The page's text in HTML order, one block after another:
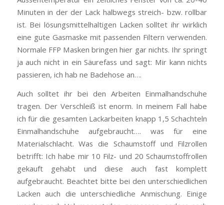
Minuten in der der Lack halbwegs streich- bzw. rollbar
ist. Bei lösungsmittelhaltigen Lacken solltet ihr wirklich
eine gute Gasmaske mit passenden Filtern verwenden.
Normale FFP Masken bringen hier gar nichts. Ihr springt
ja auch nicht in ein Säurefass und sagt: Mir kann nichts
passieren, ich hab ne Badehose an….
Auch solltet ihr bei den Arbeiten Einmalhandschuhe
tragen. Der Verschleiß ist enorm. In meinem Fall habe
ich für die gesamten Lackarbeiten knapp 1,5 Schachteln
Einmalhandschuhe aufgebraucht…. was für eine
Materialschlacht. Was die Schaumstoff und Filzrollen
betrifft: Ich habe mir 10 Filz- und 20 Schaumstoffrollen
gekauft gehabt und diese auch fast komplett
aufgebraucht. Beachtet bitte bei den unterschiedlichen
Lacken auch die unterschiedliche Anmischung. Einige